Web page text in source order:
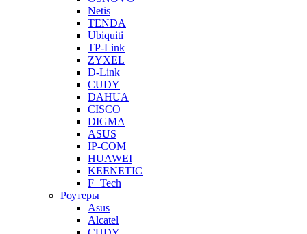
Netis
TENDA
Ubiquiti
TP-Link
ZYXEL
D-Link
CUDY
DAHUA
CISCO
DIGMA
ASUS
IP-COM
HUAWEI
KEENETIC
F+Tech
Роутеры
Asus
Alcatel